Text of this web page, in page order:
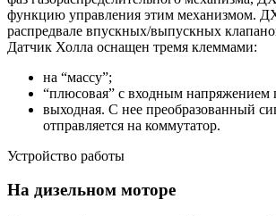
функцию управления этим механизмом. ДХ
распредвале впускных/выпускных
Датчик Холла оснащен тремя клеммами:
на “массу”;
“плюсовая” с входным напряжением
выходная. С нее преобразованный
отправляется на коммутатор.
Устройство работы
На дизельном моторе